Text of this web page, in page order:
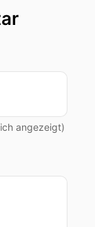
angezeigt)